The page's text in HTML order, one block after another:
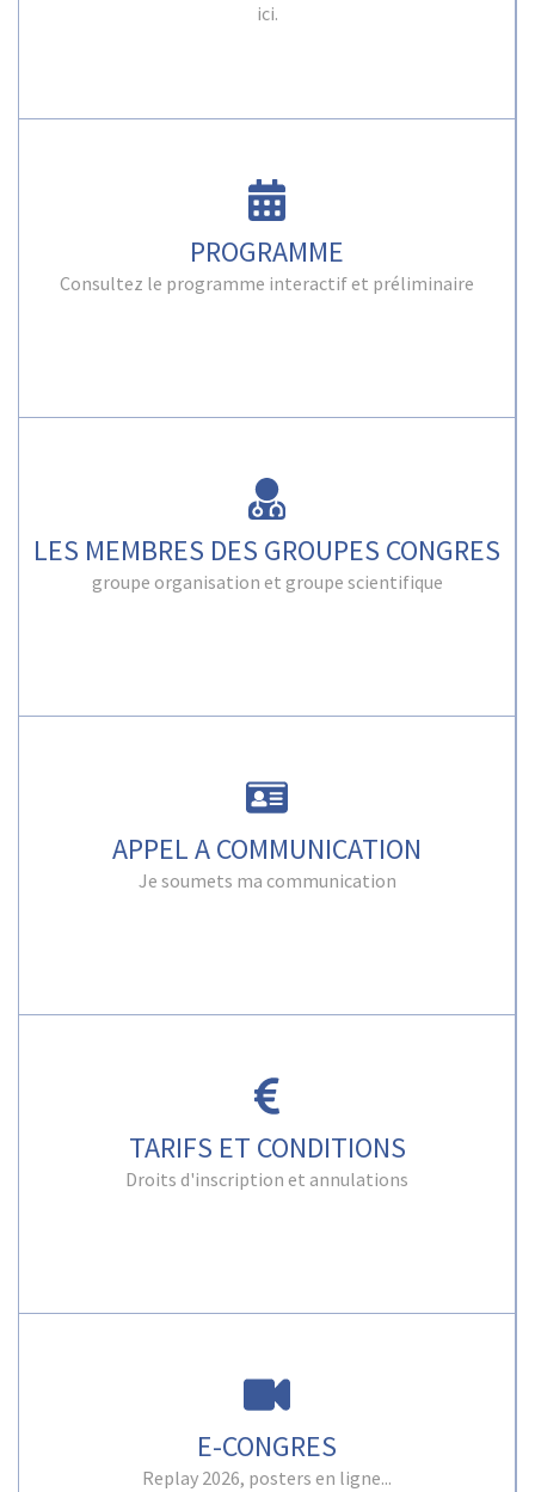
ici.
PROGRAMME
Consultez le programme interactif et préliminaire
LES MEMBRES DES GROUPES CONGRES
groupe organisation et groupe scientifique
APPEL A COMMUNICATION
Je soumets ma communication
TARIFS ET CONDITIONS
Droits d'inscription et annulations
E-CONGRES
Replay 2026, posters en ligne...